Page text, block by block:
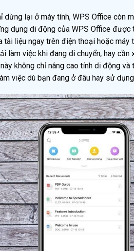
dừng lại ở máy tính, WPS Office còn
dụng di động của WPS Office
tài liệu ngay trên điện thoại hoặc
làm việc khi đang di chuyển, hay
không chỉ nâng cao tính di động
việc dù bạn đang ở đâu hay sử